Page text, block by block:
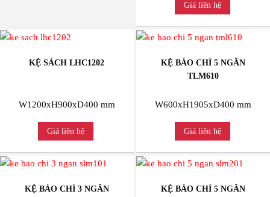
Giá liên hệ
KỆ SÁCH LHC1202
W1200xH900xD400 mm
Giá liên hệ
KỆ BÁO CHÍ 5 NGĂN
TLM610
W600xH1905xD400 mm
Giá liên hệ
KỆ BÁO CHÍ 3 NGĂN
KỆ BÁO CHÍ 5 NGĂN